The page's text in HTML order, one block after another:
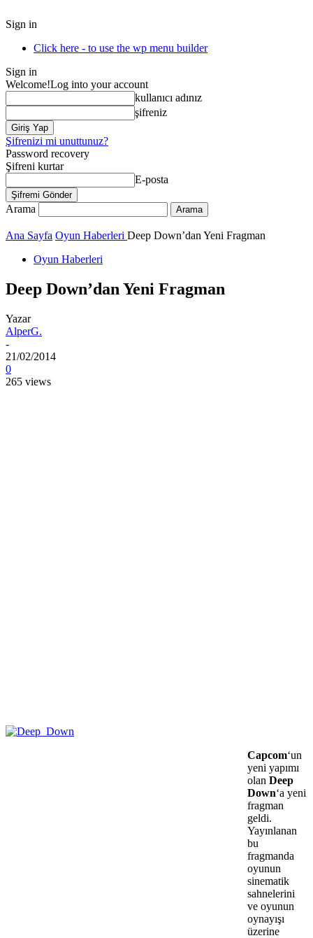
Sign in
Click here - to use the wp menu builder
Sign in
Welcome!Log into your account
kullanıcı adınız
şifreniz
Şifrenizi mi unuttunuz?
Password recovery
Şifreni kurtar
E-posta
Arama
Ana Sayfa Oyun Haberleri Deep Down’dan Yeni Fragman
Oyun Haberleri
Deep Down’dan Yeni Fragman
Yazar
AlperG.
-
21/02/2014
0
265 views
Capcom‘un
yeni yapımı
olan Deep
Down‘a yeni
fragman
geldi.
Yayınlanan
bu
fragmanda
oyunun
sinematik
sahnelerini
ve oyunun
oynayışı
üzerine